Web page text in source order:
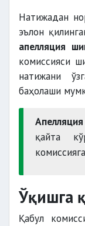
Натижадан
эълон
апелляция
комиссияси
натижани
баҳолаши
Апелляция
қайта
Ўқишга
Қабул